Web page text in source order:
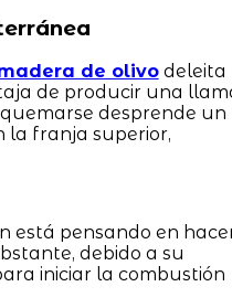
de olivodeleita
de producir una
desprende un
la franja superior,
está pensando en
debido a su
iniciar la combustión